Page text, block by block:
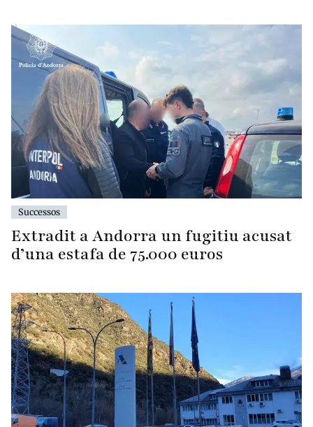
Successos
Extradit a Andorra un fugitiu acusat
d’una estafa de 75.000 euros